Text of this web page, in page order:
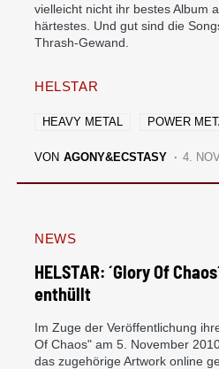
vielleicht nicht ihr bestes Album
härtestes. Und gut sind die
Thrash-Gewand.
HELSTAR
HEAVY METAL POWER
VON AGONY&ECSTASY 4.
NEWS
HELSTAR: ´Glory Of
enthüllt
Im Zuge der Veröffentlichung
Of Chaos" am 5. November
das zugehörige Artwork online